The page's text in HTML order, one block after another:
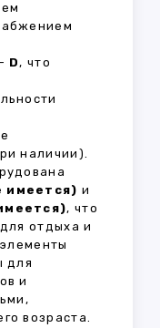
D, что
наличии).
имеется) и
, что
отдыха и
для
и
возраста.